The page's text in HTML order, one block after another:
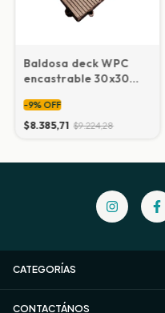
Baldosa deck WPC
encastrable 30x30
-9% OFF
$8.385,71 $9.224,28
CATEGORÍAS
CONTACTÁNOS